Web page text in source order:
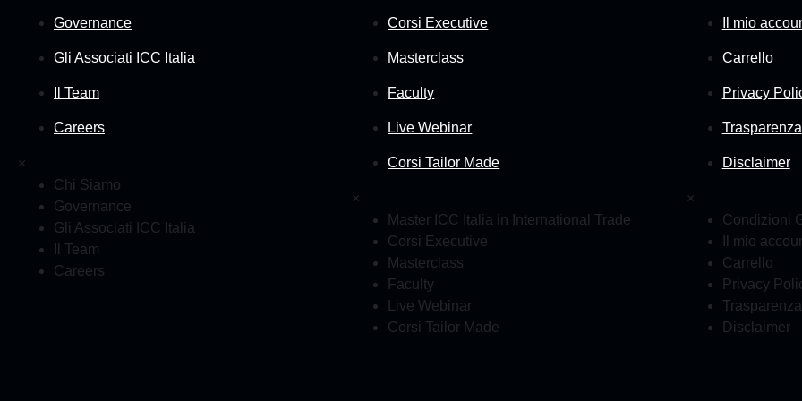
Governance
Gli Associati ICC Italia
Il Team
Careers
×
Chi Siamo
Governance
Gli Associati ICC Italia
Il Team
Careers
Corsi Executive
Masterclass
Faculty
Live Webinar
Corsi Tailor Made
×
Master ICC Italia in International Trade
Corsi Executive
Masterclass
Faculty
Live Webinar
Corsi Tailor Made
Il mio
Carrello
Privacy
Trasparenza
Disclaimer
×
Condizioni
Il mio
Carrello
Privacy
Trasparenza
Disclaimer